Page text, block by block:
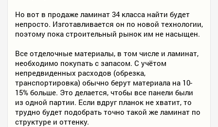
Но вот в продаже ламинат 34 класса найти будет
непросто. Изготавливается он по новой технологии,
поэтому пока строительный рынок им не насыщен.
Все отделочные материалы, в том числе и ламинат,
необходимо покупать с запасом. С учётом
непредвиденных расходов (обрезка,
транспортировка) обычно берут материала на 10-
15% больше. Это делается, чтобы все панели были
из одной партии. Если вдруг планок не хватит, то
трудно будет подобрать точно такой же ламинат по
структуре и оттенку.